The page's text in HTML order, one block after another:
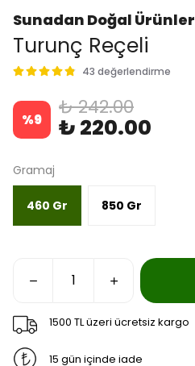
Sunadan Doğal Ürünler
Turunç Reçeli
43 değerlendirme
%9 ₺ 242.00
₺ 220.00
Gramaj
460 Gr 850 Gr
1500 TL üzeri ücretsiz kargo
15 gün içinde iade